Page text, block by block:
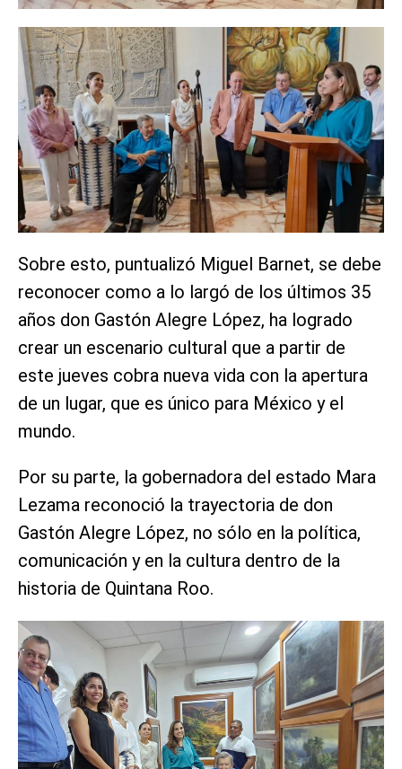
Sobre esto, puntualizó Miguel Barnet, se debe
reconocer como a lo largó de los últimos 35
años don Gastón Alegre López, ha logrado
crear un escenario cultural que a partir de
este jueves cobra nueva vida con la apertura
de un lugar, que es único para México y el
mundo.
Por su parte, la gobernadora del estado Mara
Lezama reconoció la trayectoria de don
Gastón Alegre López, no sólo en la política,
comunicación y en la cultura dentro de la
historia de Quintana Roo.